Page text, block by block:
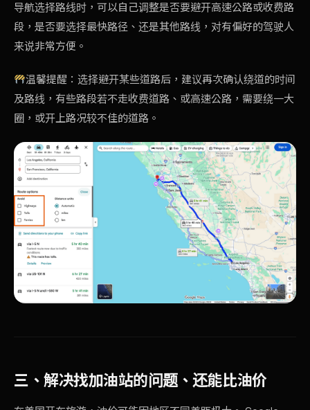
导航选择路线时，可以自己调整是否要避开高速公路或收费路
段，是否要选择最快路径、还是其他路线，对有偏好的驾驶人
来说非常方便。
温馨提醒：选择避开某些道路后，建议再次确认绕道的时间
及路线，有些路段若不走收费道路、或高速公路，需要绕一大
圈，或开上路况较不佳的道路。
三、解决找加油站的问题、还能比油价